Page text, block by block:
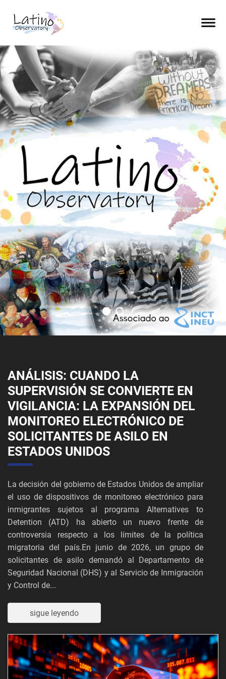
ANÁLISIS: CUANDO LA
SUPERVISIÓN SE CONVIERTE EN
VIGILANCIA: LA EXPANSIÓN DEL
MONITOREO ELECTRÓNICO DE
SOLICITANTES DE ASILO EN
ESTADOS UNIDOS
La decisión del gobierno de Estados Unidos de ampliar
el uso de dispositivos de monitoreo electrónico para
inmigrantes sujetos al programa Alternatives to
Detention (ATD) ha abierto un nuevo frente de
controversia respecto a los límites de la política
migratoria del país.En junio de 2026, un grupo de
solicitantes de asilo demandó al Departamento de
Seguridad Nacional (DHS) y al Servicio de Inmigración
y Control de...
sigue leyendo